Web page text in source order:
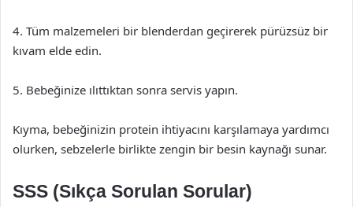
4. Tüm malzemeleri bir blenderdan geçirerek pürüzsüz bir
kıvam elde edin.
5. Bebeğinize ılıttıktan sonra servis yapın.
Kıyma, bebeğinizin protein ihtiyacını karşılamaya yardımcı
olurken, sebzelerle birlikte zengin bir besin kaynağı sunar.
SSS (Sıkça Sorulan Sorular)